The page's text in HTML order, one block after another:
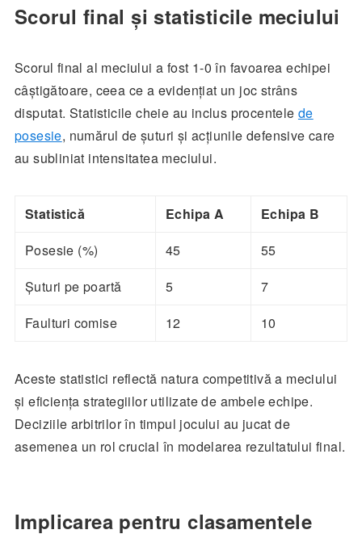
Scorul final și statisticile meciului
Scorul final al meciului a fost 1-0 în favoarea echipei
câștigătoare, ceea ce a evidențiat un joc strâns
disputat. Statisticile cheie au inclus procentele de
posesie, numărul de șuturi și acțiunile defensive care
au subliniat intensitatea meciului.
Statistică Echipa A
Echipa B
Posesie (%)
45
55
Șuturi pe poartă
5
7
Faulturi comise
12 10
Aceste statistici reflectă natura competitivă a meciului
și eficiența strategiilor utilizate de ambele echipe.
Deciziile arbitrilor în timpul jocului au jucat de
asemenea un rol crucial în modelarea rezultatului final.
Implicarea pentru clasamentele